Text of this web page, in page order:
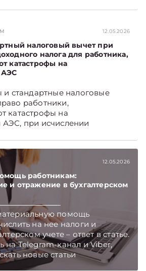
12.05.2026
налоговый вычет при
налога для работника,
катастрофы на
АЭС
и стандартные налоговые
работники,
катастрофы на
при исчислении
на Telegram‑канал и Viber,
новые статьи
12.05.2026
работникам:
и отражение в бухгалтерском
помощь
на нее налоги и
учете – ответ в статье.
на Telegram‑канал и Viber,
новые статьи